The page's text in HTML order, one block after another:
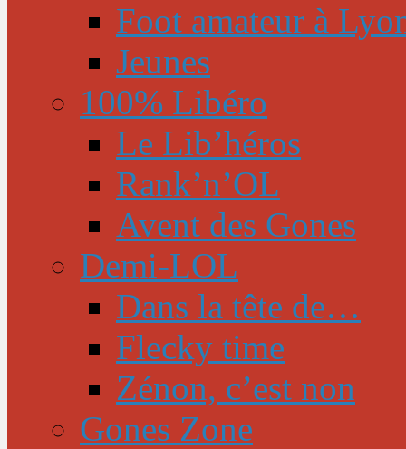
Foot amateur à
Jeunes
100% Libéro
Le Lib’héros
Rank’n’OL
Avent des Gones
Demi-LOL
Dans la tête de…
Flecky time
Zénon, c’est non
Gones Zone